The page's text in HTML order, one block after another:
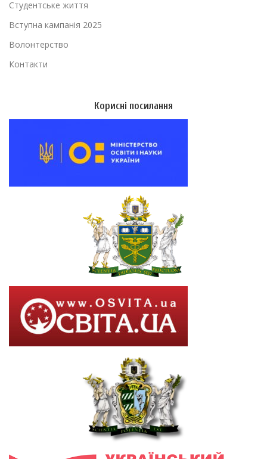
Студентське життя
Вступна кампанія 2025
Волонтерство
Контакти
Корисні посилання